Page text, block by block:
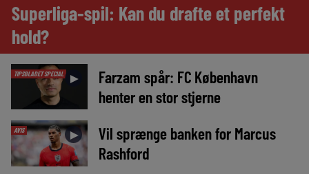
Superliga-spil: Kan du drafte et perfekt
hold?
TIPSBLADET SPECIAL ►
Farzam spår: FC København
henter en stor stjerne
AVIS ►
Vil sprænge banken for Marcus
Rashford